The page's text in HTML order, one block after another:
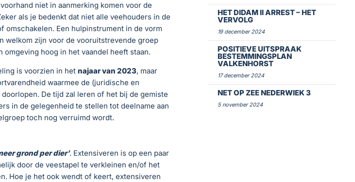
niet in aanmerking komen voor de
als je bedenkt dat niet alle veehouders in de
omschakelen. Een hulpinstrument in de vorm
welkom zijn voor de vooruitstrevende groep
hoog in het vaandel heeft staan.
is voorzien in het najaar van 2023, maar
waarmee de (juridische en
De tijd zal leren of het bij de gemiste
in de gelegenheid te stellen tot deelname aan
toch nog verruimd wordt.
grond per dier’. Extensiveren is op een paar
door de veestapel te verkleinen en/of het
Hoe je het ook wendt of keert, extensiveren
HET DIDAM II ARREST – HET
VERVOLG
19 december 2024
POSITIEVE UITSPRAAK
BESTEMMINGSPLAN
VALKENHORST
17 december 2024
NET OP ZEE NEDERWIEK 3
5 november 2024